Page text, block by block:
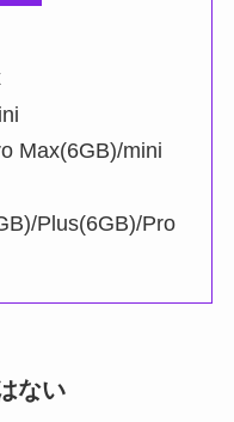
Max(6GB)/mini
Plus(6GB)/Pro
ない